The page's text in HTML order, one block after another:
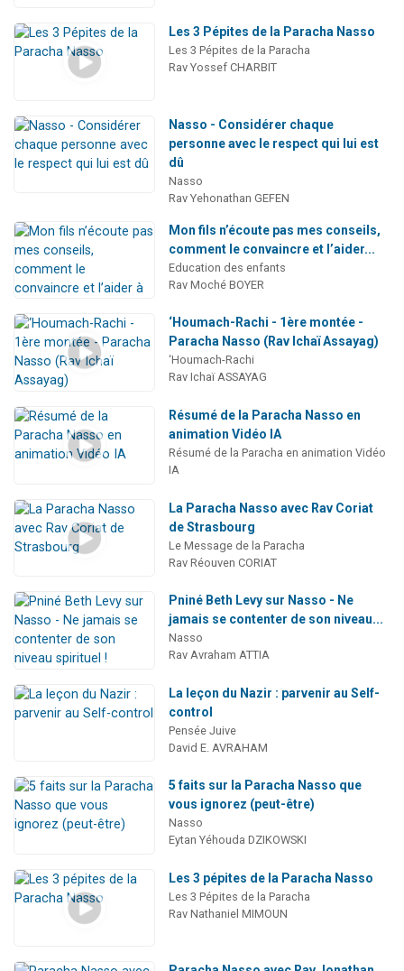
Les 3 Pépites de la Paracha Nasso
Les 3 Pépites de la Paracha
Rav Yossef CHARBIT
Nasso - Considérer chaque
personne avec le respect qui lui est
dû
Nasso
Rav Yehonathan GEFEN
Mon fils n’écoute pas mes conseils,
comment le convaincre et l’aider...
Education des enfants
Rav Moché BOYER
‘Houmach-Rachi - 1ère montée -
Paracha Nasso (Rav Ichaï Assayag)
‘Houmach-Rachi
Rav Ichaï ASSAYAG
Résumé de la Paracha Nasso en
animation Vidéo IA
Résumé de la Paracha en animation Vidéo
IA
La Paracha Nasso avec Rav Coriat
de Strasbourg
Le Message de la Paracha
Rav Réouven CORIAT
Pniné Beth Levy sur Nasso - Ne
jamais se contenter de son niveau...
Nasso
Rav Avraham ATTIA
La leçon du Nazir : parvenir au Self-
control
Pensée Juive
David E. AVRAHAM
5 faits sur la Paracha Nasso que
vous ignorez (peut-être)
Nasso
Eytan Yéhouda DZIKOWSKI
Les 3 pépites de la Paracha Nasso
Les 3 Pépites de la Paracha
Rav Nathaniel MIMOUN